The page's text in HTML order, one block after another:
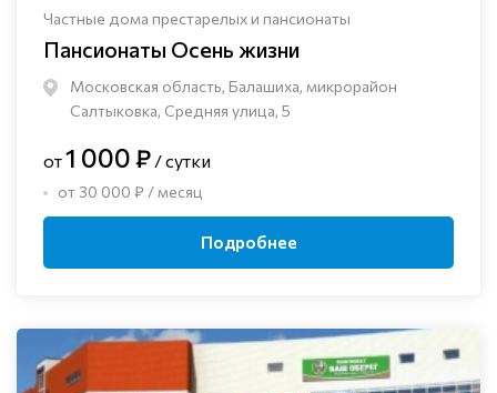
Частные дома престарелых и пансионаты
Пансионаты Осень жизни
Московская область, Балашиха, микрорайон
Салтыковка, Средняя улица, 5
от1 000 ₽ / сутки
от 30 000 ₽ / месяц
Подробнее